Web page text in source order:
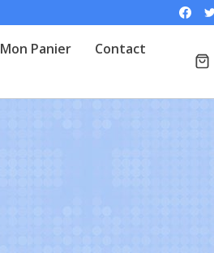
Mon Panier
Contact